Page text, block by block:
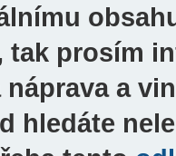
tak prosím
a
hledáte